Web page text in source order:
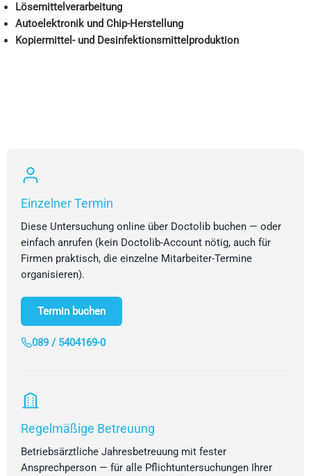
Lösemittelverarbeitung
Autoelektronik und Chip-Herstellung
Kopiermittel- und Desinfektionsmittelproduktion
Einzelner Termin
Diese Untersuchung online über Doctolib buchen — oder
einfach anrufen (kein Doctolib-Account nötig, auch für
Firmen praktisch, die einzelne Mitarbeiter-Termine
organisieren).
Termin buchen
089 / 5404169-0
Regelmäßige Betreuung
Betriebsärztliche Jahresbetreuung mit fester
Ansprechperson — für alle Pflichtuntersuchungen Ihrer